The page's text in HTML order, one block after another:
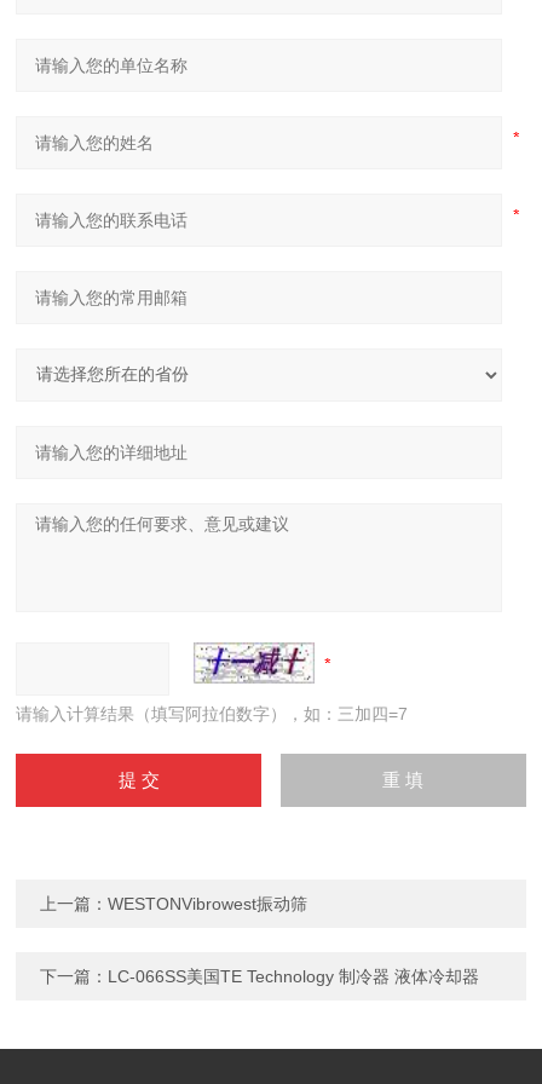
请输入计算结果（填写阿拉伯数字），如：三加四=7
上一篇：WESTONVibrowest振动筛
下一篇： LC-066SS美国TE Technology 制冷器 液体冷却器